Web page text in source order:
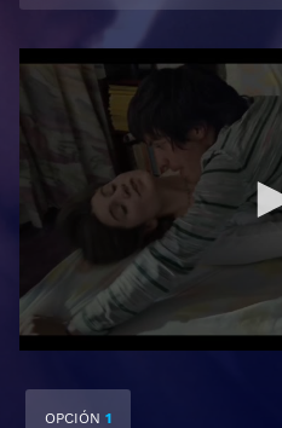
OPCIÓN 1